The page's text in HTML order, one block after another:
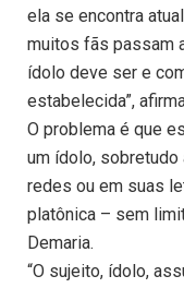
ela se encontra
muitos fãs passam
ídolo deve ser e
estabelecida”,
O problema é que
um ídolo,
redes ou em suas
platônica – sem
Demaria.
“O sujeito, ídolo,